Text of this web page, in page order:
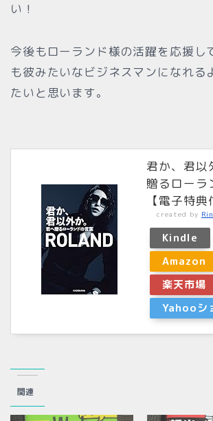
い！
今後もローランド様の活躍を応援し
も彼みたいなビジネスマンになれる
たいと思います。
君か、君
贈るローラ
【電子特典
created by
Kindle
Amazon
楽天市場
Yahooシ
関連